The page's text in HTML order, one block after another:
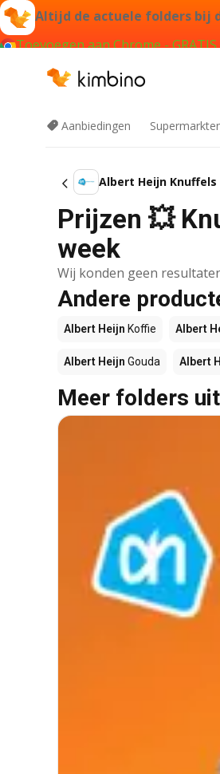
Altijd de actuele folders bij
Toevoegen aan Chrome - GRATIS
Aanbiedingen
Albert Heijn Knuffels
Prijzen 💥
week
Wij konden geen
Andere
Albert Heijn Koffie Albert
Albert Heijn Gouda Albert
Meer folders